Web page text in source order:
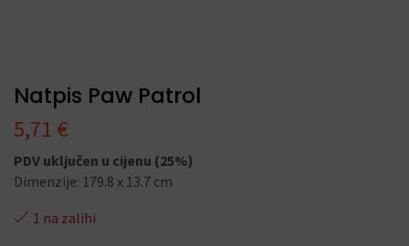
Natpis Paw Patrol
5,71 €
PDV uključen u cijenu (25%)
Dimenzije: 179.8 x 13.7 cm
1 na zalihi